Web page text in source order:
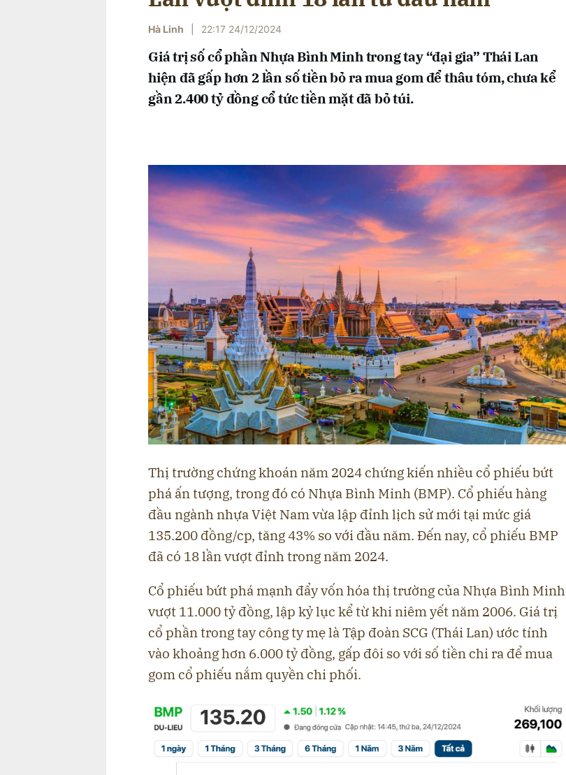
Hà Linh 22:17 24/12/2024
Giá trị số cổ phần Nhựa Bình Minh trong tay “đại gia” Thái Lan
hiện đã gấp hơn 2 lần số tiền bỏ ra mua gom để thâu tóm, chưa kể
gần 2.400 tỷ đồng cổ tức tiền mặt đã bỏ túi.
Thị trường chứng khoán năm 2024 chứng kiến nhiều cổ phiếu bứt
phá ấn tượng, trong đó có Nhựa Bình Minh (BMP). Cổ phiếu hàng
đầu ngành nhựa Việt Nam vừa lập đỉnh lịch sử mới tại mức giá
135.200 đồng/cp, tăng 43% so với đầu năm. Đến nay, cổ phiếu BMP
đã có 18 lần vượt đỉnh trong năm 2024.
Cổ phiếu bứt phá mạnh đẩy vốn hóa thị trường của Nhựa Bình Minh
vượt 11.000 tỷ đồng, lập kỷ lục kể từ khi niêm yết năm 2006. Giá trị
cổ phần trong tay công ty mẹ là Tập đoàn SCG (Thái Lan) ước tính
vào khoảng hơn 6.000 tỷ đồng, gấp đôi so với số tiền chi ra để mua
gom cổ phiếu nắm quyền chi phối.